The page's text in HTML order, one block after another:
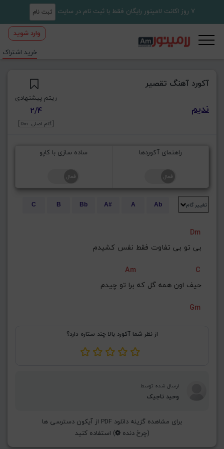
7 روز اکانت لامینور رایگان فقط با ثبت نام در سایت ثبت نام
وارد شوید
خرید اشتراک
آکورد آهنگ تقصیر
ندیم
ریتم پیشنهادی
2/4
گام اصلی: Dm
راهنمای آکوردها ساده سازی با کاپو
تغییر گام Ab
A
A#
Bb
B
C
Dm
بی تو بی تفاوت فقط نفس کشیدم
Am
C
حیف اون همه گل که برا تو چیدم
Gm
از نظر شما آکورد بالا چند ستاره دارد؟
ارسال شده توسط
وحید تاجیک
برای مشاهده گزینه دانلود PDF از آیکون دسترسی ها
(چرخ دنده ) استفاده کنید